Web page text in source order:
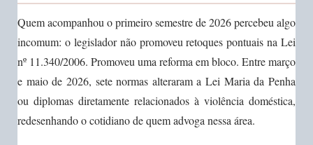
Quem acompanhou o primeiro semestre de 2026 percebeu algo
incomum: o legislador não promoveu retoques pontuais na Lei
nº 11.340/2006. Promoveu uma reforma em bloco. Entre março
e maio de 2026, sete normas alteraram a Lei Maria da Penha
ou diplomas diretamente relacionados à violência doméstica,
redesenhando o cotidiano de quem advoga nessa área.